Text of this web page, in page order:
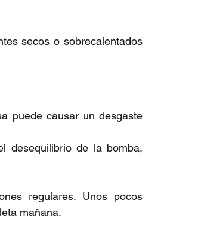
secos o sobrecalentados
puede causar un desgaste
desequilibrio de la bomba,
regulares. Unos pocos
mañana.